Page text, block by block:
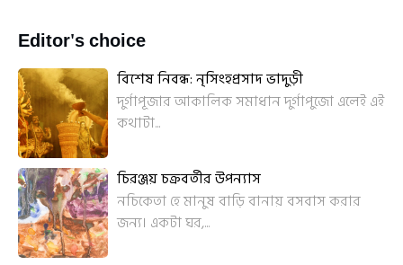
Editor's choice
বিশেষ নিবন্ধ: নৃসিংহপ্রসাদ ভাদুড়ী
দুর্গাপূজার আকালিক সমাধান দুর্গাপুজো এলেই এই
কথাটা...
চিরঞ্জয় চক্রবর্তীর উপন্যাস
নচিকেতা হে মানুষ বাড়ি বানায় বসবাস করার
জন্য। একটা ঘর,...